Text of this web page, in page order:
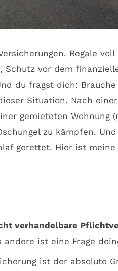
Regale
Schutz vor dem
du fragst dich:
Situation. Nach
gemieteten Wohnung
zu kämpfen.
gerettet. Hier ist
verhandelbare
andere ist eine Frage
ist der absolute